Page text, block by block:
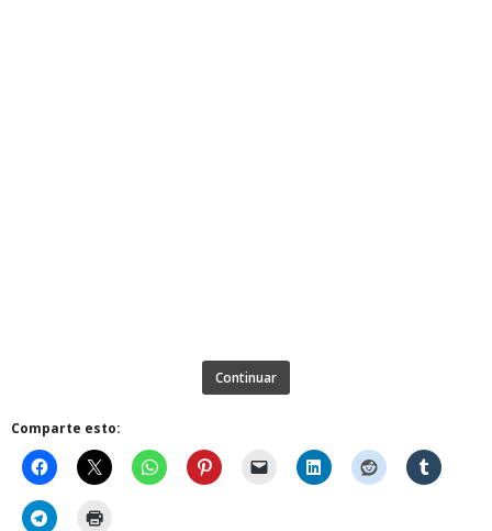
Continuar
Comparte esto: